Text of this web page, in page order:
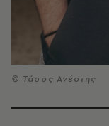
© Τάσος Ανέστης